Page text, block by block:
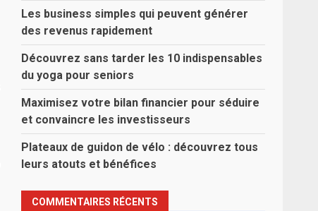
Les business simples qui peuvent générer
des revenus rapidement
Découvrez sans tarder les 10 indispensables
du yoga pour seniors
Maximisez votre bilan financier pour séduire
et convaincre les investisseurs
Plateaux de guidon de vélo : découvrez tous
leurs atouts et bénéfices
COMMENTAIRES RÉCENTS